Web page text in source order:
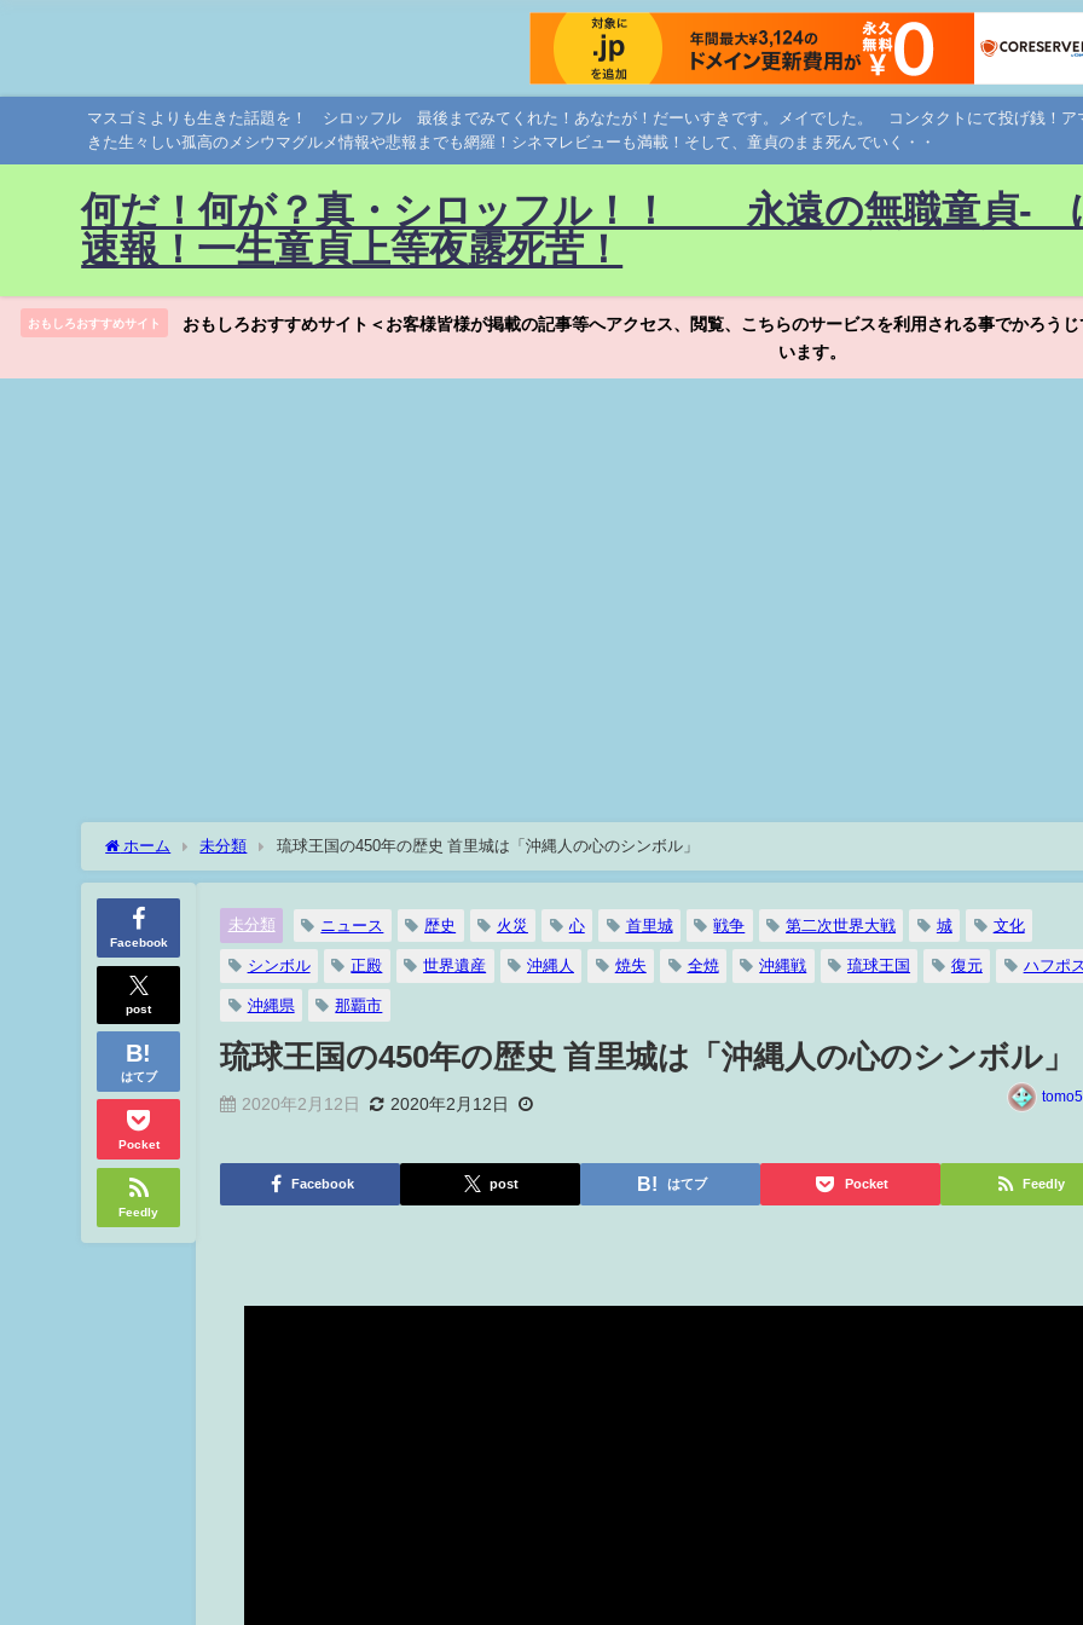
マスゴミよりも生きた話題を！ シロッフル 最後までみてくれた！あなたが！だーいすきです。メイでした。 コンタクトにて投げ銭！
きた生々しい孤高のメシウマグルメ情報や悲報までも網羅！シネマレビューも満載！そして、童貞のまま死んでいく・・
何だ！何が？真・シロッフル！！ 永遠の無職童貞-
速報！一生童貞上等夜露死苦！
おもしろおすすめサイト
おもしろおすすめサイト＜お客様皆様が掲載の記事等へアクセス、閲覧、こちらのサービスを利用される事でかろう
います。
ホーム 未分類 琉球王国の450年の歴史 首里城は「沖縄人の心のシンボル」
Facebook
post
はてブ
Pocket
Feedly
未分類 ニュース 歴史 火災 心 首里城 戦争 第二次世界大戦 城 文化
シンボル 正殿 世界遺産 沖縄人 焼失 全焼 沖縄戦 琉球王国 復元 ハフポ
沖縄県 那覇市
琉球王国の450年の歴史 首里城は「沖縄人の心のシンボル」
2020年2月12日 2020年2月12日
Facebook post はてブ Pocket Feedly